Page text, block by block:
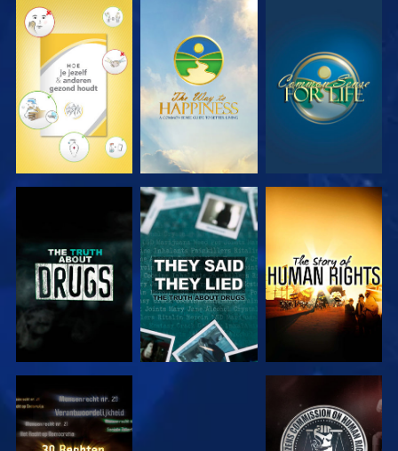
KIJK KIJK KIJK
KIJK KIJK
KIJK KIJK